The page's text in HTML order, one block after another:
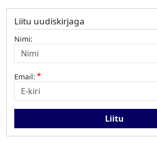
Liitu uudiskirjaga
Nimi:
Email: